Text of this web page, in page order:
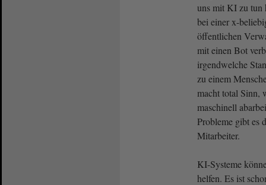
uns mit KI zu tun
bei einer x-
öffentlichen
mit einen Bot
irgendwelche
zu einem
macht total Sinn,
maschinell
Probleme gibt es
Mitarbeiter.
KI-Systeme
helfen. Es ist